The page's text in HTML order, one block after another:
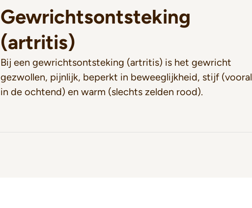
Gewrichtsontsteking
(artritis)
Bij een gewrichtsontsteking (artritis) is het gewricht
gezwollen, pijnlijk, beperkt in beweeglijkheid, stijf (vooral
in de ochtend) en warm (slechts zelden rood).